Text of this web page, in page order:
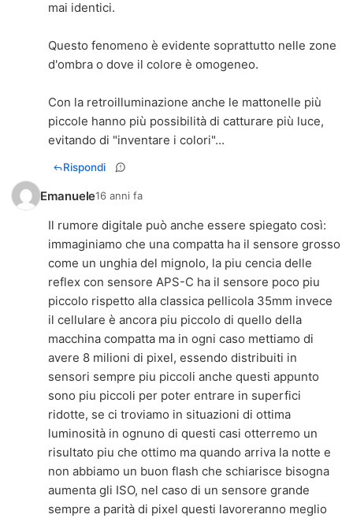
mai identici.
Questo fenomeno è evidente soprattutto nelle zone
d'ombra o dove il colore è omogeneo.
Con la retroilluminazione anche le mattonelle più
piccole hanno più possibilità di catturare più luce,
evitando di "inventare i colori"...
Rispondi
Emanuele16 anni fa
Il rumore digitale può anche essere spiegato così:
immaginiamo che una compatta ha il sensore grosso
come un unghia del mignolo, la piu cencia delle
reflex con sensore APS-C ha il sensore poco piu
piccolo rispetto alla classica pellicola 35mm invece
il cellulare è ancora piu piccolo di quello della
macchina compatta ma in ogni caso mettiamo di
avere 8 milioni di pixel, essendo distribuiti in
sensori sempre piu piccoli anche questi appunto
sono piu piccoli per poter entrare in superfici
ridotte, se ci troviamo in situazioni di ottima
luminosità in ognuno di questi casi otterremo un
risultato piu che ottimo ma quando arriva la notte e
non abbiamo un buon flash che schiarisce bisogna
aumenta gli ISO, nel caso di un sensore grande
sempre a parità di pixel questi lavoreranno meglio